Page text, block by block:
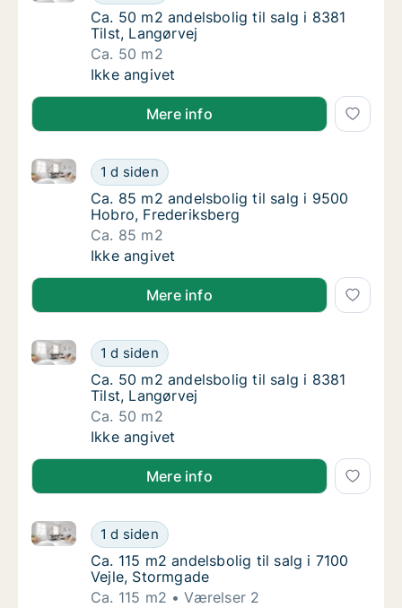
Ca. 50 m2 andelsbolig til salg i 8381 Tilst,
Ca. 50 m2 andelsbolig til salg i 8381
Tilst, Langørvej
Ca. 50 m2
Ca. 50 m2 andelsbolig til salg i 8381 Tilst,
Ikke angivet
Mere info
Ca. 85 m2 andelsbolig til salg i 9500
1 d siden
Ca. 85 m2 andelsbolig til salg i 9500 Hobro,
Ca. 85 m2 andelsbolig til salg i 9500
Ca. 85 m2 andelsbolig til salg i 9500
Hobro, Frederiksberg
Ca. 85 m2
Ca. 85 m2 andelsbolig til salg i 9500
Ikke angivet
Mere info
Ca. 50 m2 andelsbolig til salg i 8381 Tilst,
1 d siden
Ca. 50 m2 andelsbolig til salg i 8381 Tilst, Langørvej
Ca. 50 m2 andelsbolig til salg i 8381 Tilst,
Ca. 50 m2 andelsbolig til salg i 8381
Tilst, Langørvej
Ca. 50 m2
Ca. 50 m2 andelsbolig til salg i 8381 Tilst,
Ikke angivet
Mere info
Ca. 115 m2 andelsbolig til salg i 7100 Vejle,
1 d siden
Ca. 115 m2 andelsbolig til salg i 7100 Vejle,
Ca. 115 m2 andelsbolig til salg i 7100 Vejle,
Ca. 115 m2 andelsbolig til salg i 7100
Vejle, Stormgade
Ca. 115 m2
Værelser 2